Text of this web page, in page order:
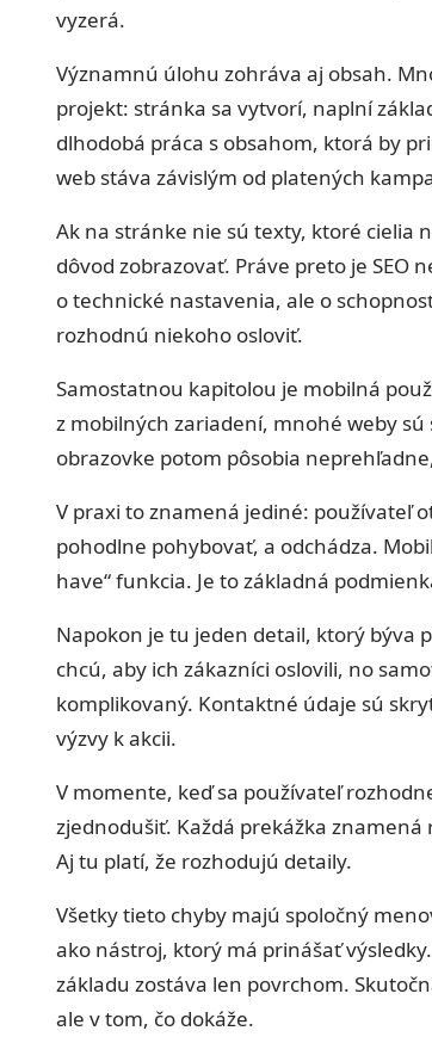
vyzerá.
Významnú úlohu zohráva aj obsah.
projekt: stránka sa vytvorí, naplní
dlhodobá práca s obsahom, ktorá by
web stáva závislým od platených
Ak na stránke nie sú texty, ktoré cielia
dôvod zobrazovať. Práve preto je SEO
o technické nastavenia, ale o
rozhodnú niekoho osloviť.
Samostatnou kapitolou je mobilná
z mobilných zariadení, mnohé weby
obrazovke potom pôsobia
V praxi to znamená jediné: používateľ
pohodlne pohybovať, a odchádza.
have“ funkcia. Je to základná
Napokon je tu jeden detail, ktorý býva
chcú, aby ich zákazníci oslovili, no
komplikovaný. Kontaktné údaje sú
výzvy k akcii.
V momente, keď sa používateľ
zjednodušiť. Každá prekážka
Aj tu platí, že rozhodujú detaily.
Všetky tieto chyby majú spoločný
ako nástroj, ktorý má prinášať
základu zostáva len povrchom.
ale v tom, čo dokáže.